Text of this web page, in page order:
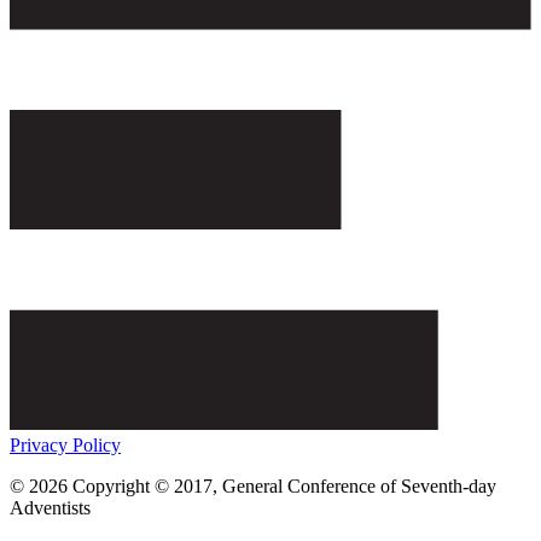
Privacy Policy
© 2026 Copyright © 2017, General Conference of Seventh-day
Adventists